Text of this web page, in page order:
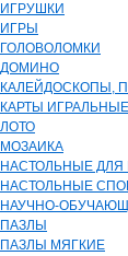
ИГРУШКИ
ИГРЫ
ГОЛОВОЛОМКИ
ДОМИНО
КАЛЕЙДОСКОПЫ,
КАРТЫ ИГРАЛЬНЫЕ
ЛОТО
МОЗАИКА
НАСТОЛЬНЫЕ
НАСТОЛЬНЫЕ
НАУЧНО-
ПАЗЛЫ
ПАЗЛЫ МЯГКИЕ